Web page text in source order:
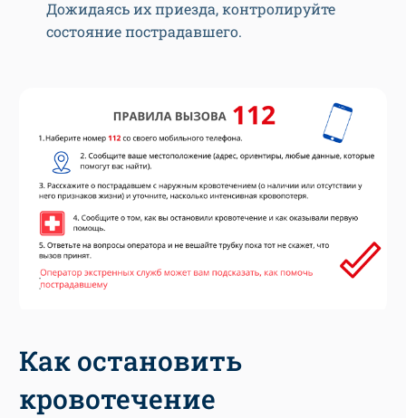
Дожидаясь их приезда, контролируйте
состояние пострадавшего.
Как остановить
кровотечение